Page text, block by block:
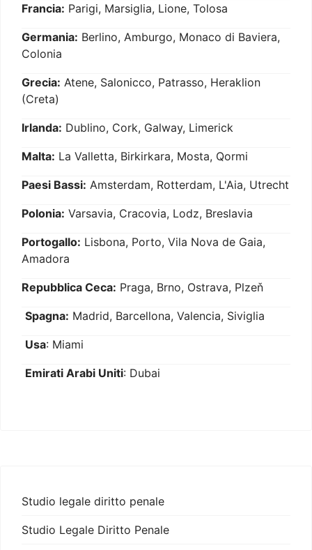
Francia: Parigi, Marsiglia, Lione, Tolosa
Germania: Berlino, Amburgo, Monaco di Baviera,
Colonia
Grecia: Atene, Salonicco, Patrasso, Heraklion
(Creta)
Irlanda: Dublino, Cork, Galway, Limerick
Malta: La Valletta, Birkirkara, Mosta, Qormi
Paesi Bassi: Amsterdam, Rotterdam, L'Aia, Utrecht
Polonia: Varsavia, Cracovia, Lodz, Breslavia
Portogallo: Lisbona, Porto, Vila Nova de Gaia,
Amadora
Repubblica Ceca: Praga, Brno, Ostrava, Plzeň
Spagna: Madrid, Barcellona, Valencia, Siviglia
Usa: Miami
Emirati Arabi Uniti: Dubai
Studio legale diritto penale
Studio Legale Diritto Penale